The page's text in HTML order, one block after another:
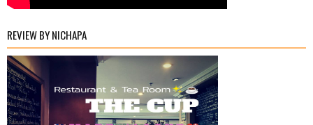
REVIEW BY NICHAPA